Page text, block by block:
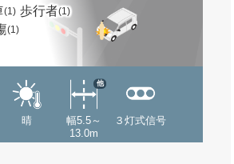
(1) 歩行者(1)
(1)
晴
幅5.5～
13.0m
他
３灯式信号